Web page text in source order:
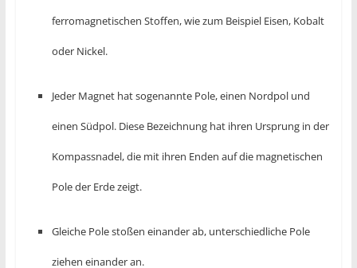
ferromagnetischen Stoffen, wie zum Beispiel Eisen, Kobalt
oder Nickel.
Jeder Magnet hat sogenannte Pole, einen Nordpol und
einen Südpol. Diese Bezeichnung hat ihren Ursprung in der
Kompassnadel, die mit ihren Enden auf die magnetischen
Pole der Erde zeigt.
Gleiche Pole stoßen einander ab, unterschiedliche Pole
ziehen einander an.